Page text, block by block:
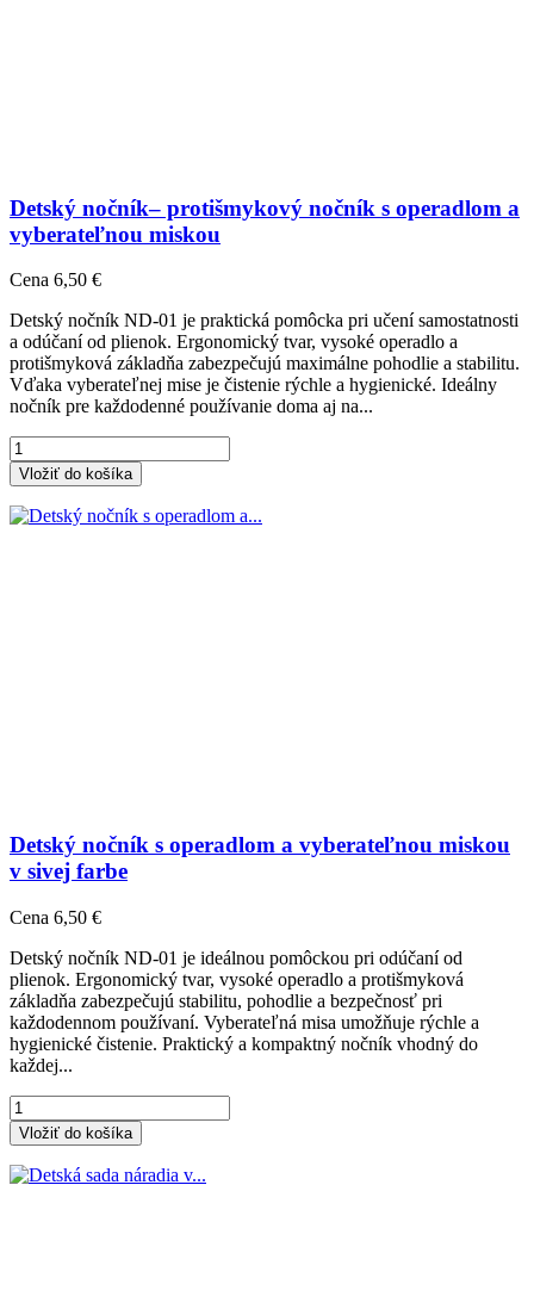
Detský nočník– protišmykový nočník s operadlom a
vyberateľnou miskou
Cena 6,50 €
Detský nočník ND-01 je praktická pomôcka pri učení samostatnosti
a odúčaní od plienok. Ergonomický tvar, vysoké operadlo a
protišmyková základňa zabezpečujú maximálne pohodlie a stabilitu.
Vďaka vyberateľnej mise je čistenie rýchle a hygienické. Ideálny
nočník pre každodenné používanie doma aj na...
Vložiť do košíka
Detský nočník s operadlom a vyberateľnou miskou
v sivej farbe
Cena 6,50 €
Detský nočník ND-01 je ideálnou pomôckou pri odúčaní od
plienok. Ergonomický tvar, vysoké operadlo a protišmyková
základňa zabezpečujú stabilitu, pohodlie a bezpečnosť pri
každodennom používaní. Vyberateľná misa umožňuje rýchle a
hygienické čistenie. Praktický a kompaktný nočník vhodný do
každej...
Vložiť do košíka